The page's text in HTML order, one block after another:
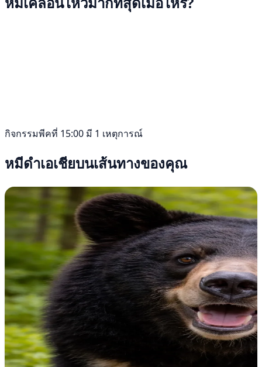
กิจกรรมพีคที่ 15:00 มี 1 เหตุการณ์
หมีดำเอเชียบนเส้นทางของคุณ